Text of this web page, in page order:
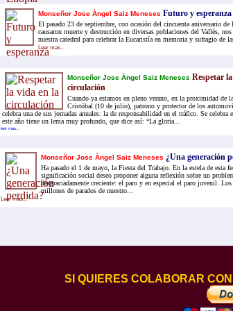
Monseñor Jose Àngel Saiz Meneses Futuro y esperanza
El pasado 23 de septiembre, con ocasión del cincuenta aniversario de
causaron muerte y destrucción en diversas poblaciones del Vallés, nos
nuestra catedral para celebrar la Eucaristía en memoria y sufragio de
Leer mas...
Monseñor Jose Àngel Saiz Meneses Respetar
circulación
Cuando ya estamos en pleno verano, en la proximidad de
Cristóbal (10 de julio), patrono y protector de los
celebra una de sus jornadas anuales: la de responsabilidad en el tráfico. Se celebra
este año tiene un lema muy profundo, que dice así: “La gloria...
leer mas...
Monseñor Jose Àngel Saiz Meneses ¿Una generación
Ha pasado el 1 de mayo, la Fiesta del Trabajo. En la estela de esta
significación social deseo proponer alguna reflexión sobre un
desgraciadamente creciente: el paro y en especial el paro juvenil.
millones de parados de nuestro...
Leer mas...
SI QUIERES COLABORAR